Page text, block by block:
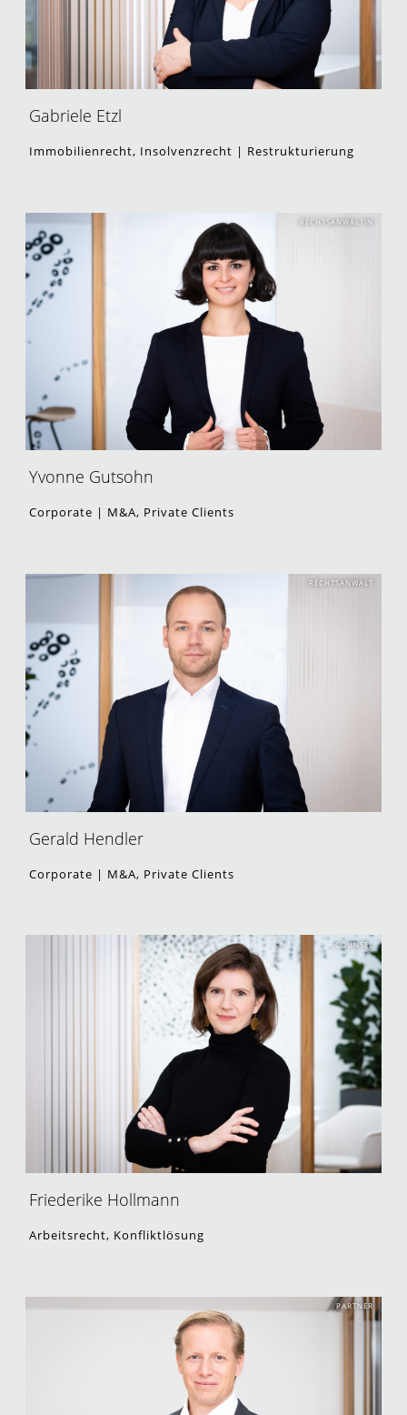
Gabriele Etzl
Immobilienrecht, Insolvenzrecht | Restrukturierung
RECHTSANWÄLTIN
Yvonne Gutsohn
Corporate | M&A, Private Clients
RECHTSANWALT
Gerald Hendler
Corporate | M&A, Private Clients
COUNSEL
Friederike Hollmann
Arbeitsrecht, Konfliktlösung
PARTNER